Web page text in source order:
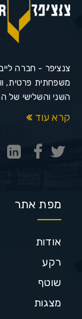
צנציפר - חברה
משפחתית פרטית,
השני והשלישי של
קרא עוד
מפת אתר
אודות
רקע
שוטף
מצגות